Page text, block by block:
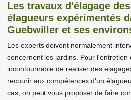
Les travaux d'élagage
élagueurs expérimentés
Guebwiller et ses
Les experts doivent normalement
concernent les jardins. Pour l'entretien
incontournable de réaliser des
recourir aux compétences d'un
cas, on peut vous proposer de faire